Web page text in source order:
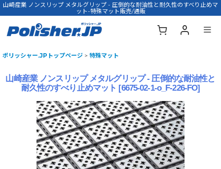
山崎産業 ノンスリップ メタルグリップ - 圧倒的な耐油性と耐久性のすべり止めマ
ット-特殊マット販売/通販
ポリッシャー.JPトップページ > 特殊マット
山崎産業 ノンスリップ メタルグリップ - 圧倒的な耐油性と
耐久性のすべり止めマット [6675-02-1-o_F-226-FO]